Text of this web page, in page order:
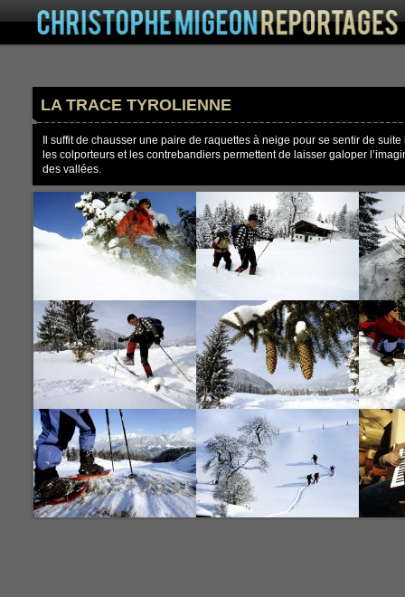
LA TRACE TYROLIENNE
Il suffit de chausser une paire de raquettes à neige pour se sentir de
les colporteurs et les contrebandiers permettent de laisser galoper
des vallées.